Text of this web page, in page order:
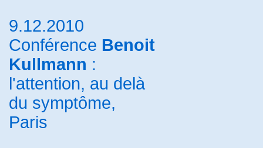
9.12.2010
Conférence Benoit
Kullmann :
l'attention, au delà
du symptôme,
Paris